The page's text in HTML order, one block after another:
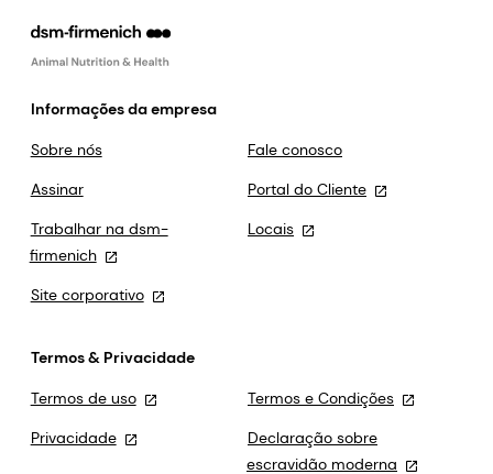
Informações da empresa
Sobre nós
Fale conosco
Assinar
Portal do Cliente
Trabalhar na dsm-
firmenich
Locais
Site corporativo
Termos & Privacidade
Termos de uso
Termos e Condições
Privacidade
Declaração sobre
escravidão moderna